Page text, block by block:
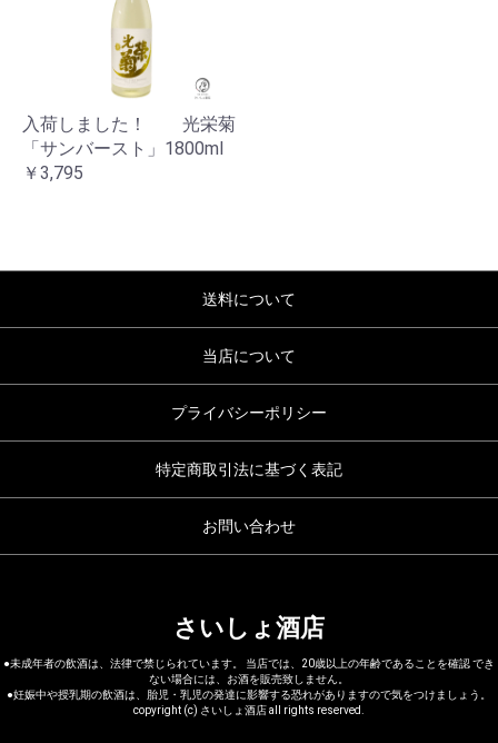
入荷しました！ 光栄菊
「サンバースト」1800ml
￥3,795
送料について
当店について
プライバシーポリシー
特定商取引法に基づく表記
お問い合わせ
さいしょ酒店
●未成年者の飲酒は、法律で禁じられています。 当店では、20歳以上の年齢であることを確認 でき
ない場合には、お酒を販売致しません。
●妊娠中や授乳期の飲酒は、胎児・乳児の発達に影響する恐れがありますので気をつけましょう。
copyright (c) さいしょ酒店 all rights reserved.